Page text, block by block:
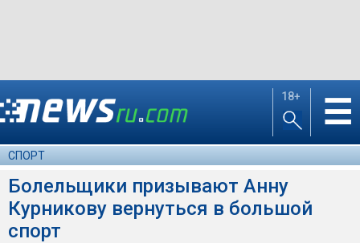
18+ ☰
СПОРТ
Болельщики призывают Анну
Курникову вернуться в большой
спорт